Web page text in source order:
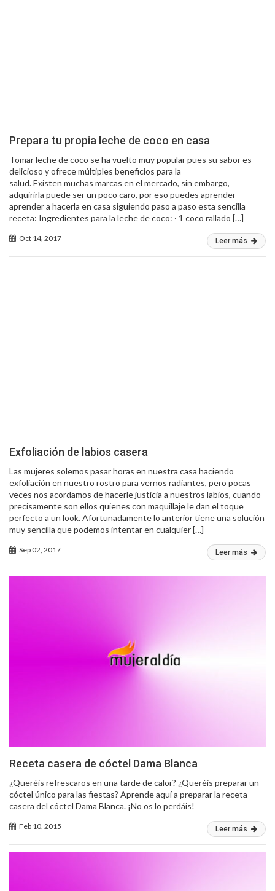
Prepara tu propia leche de coco en casa
Tomar leche de coco se ha vuelto muy popular pues su sabor es
delicioso y ofrece múltiples beneficios para la
salud. Existen muchas marcas en el mercado, sin embargo,
adquirirla puede ser un poco caro, por eso puedes aprender
aprender a hacerla en casa siguiendo paso a paso esta sencilla
receta: Ingredientes para la leche de coco: · 1 coco rallado […]
Oct 14, 2017 Leer más
Exfoliación de labios casera
Las mujeres solemos pasar horas en nuestra casa haciendo
exfoliación en nuestro rostro para vernos radiantes, pero pocas
veces nos acordamos de hacerle justicia a nuestros labios, cuando
precisamente son ellos quienes con maquillaje le dan el toque
perfecto a un look. Afortunadamente lo anterior tiene una solución
muy sencilla que podemos intentar en cualquier […]
Sep 02, 2017 Leer más
Receta casera de cóctel Dama Blanca
¿Queréis refrescaros en una tarde de calor? ¿Queréis preparar un
cóctel único para las fiestas? Aprende aquí a preparar la receta
casera del cóctel Dama Blanca. ¡No os lo perdáis!
Feb 10, 2015 Leer más